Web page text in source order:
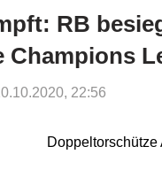
RB
Champions
22:56